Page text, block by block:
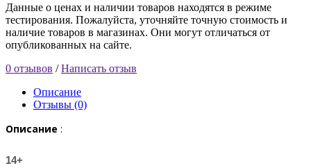
Данные о ценах и наличии товаров находятся в режиме
тестирования. Пожалуйста, уточняйте точную стоимость и
наличие товаров в магазинах. Они могут отличаться от
опубликованных на сайте.
0 отзывов /Написать отзыв
Описание
Отзывы (0)
Описание :
14+